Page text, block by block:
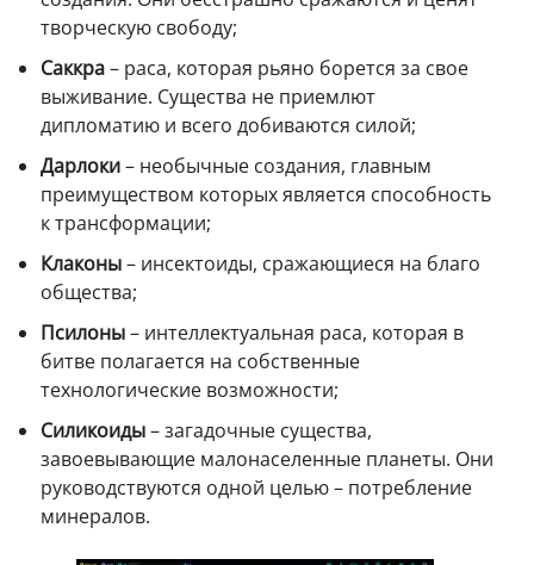
творческую свободу;
Саккра– раса, которая рьяно борется за свое
выживание. Существа не приемлют
дипломатию и всего добиваются силой;
Дарлоки– необычные создания, главным
преимуществом которых является способность
к трансформации;
Клаконы– инсектоиды, сражающиеся на благо
общества;
Псилоны– интеллектуальная раса, которая в
битве полагается на собственные
технологические возможности;
Силикоиды– загадочные существа,
завоевывающие малонаселенные планеты. Они
руководствуются одной целью – потребление
минералов.